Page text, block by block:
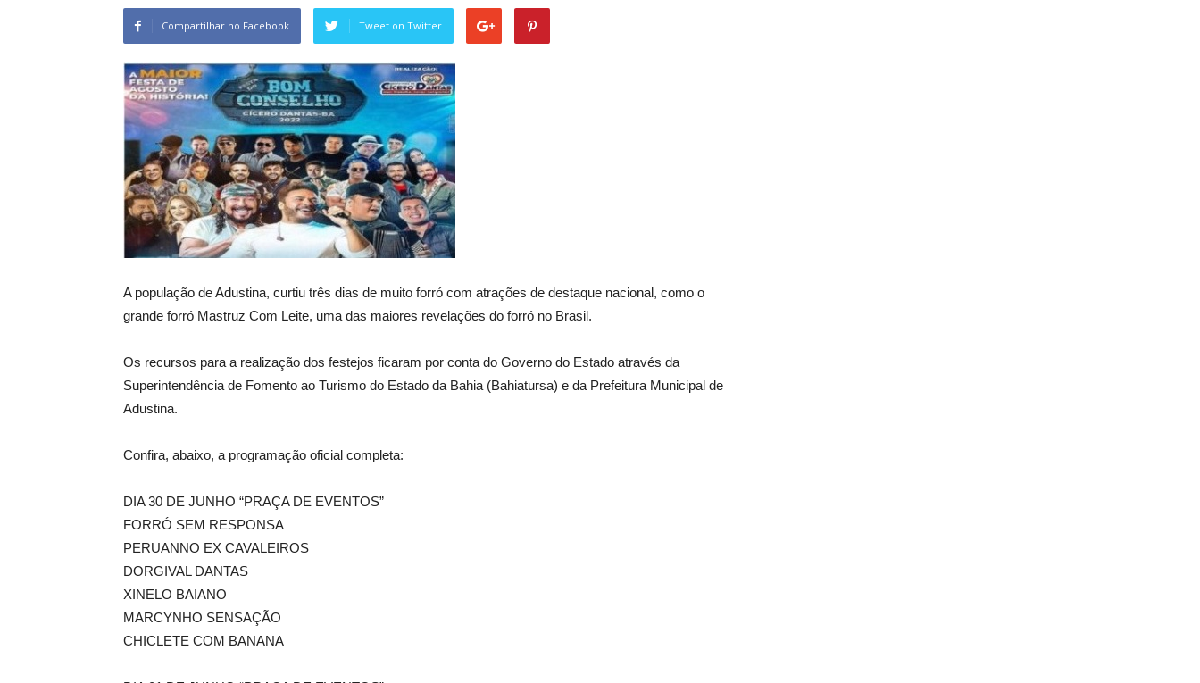
Compartilhar no Facebook Tweet on Twitter
A população de Adustina, curtiu três dias de muito forró com atrações de destaque nacional, como o
grande forró Mastruz Com Leite, uma das maiores revelações do forró no Brasil.
Os recursos para a realização dos festejos ficaram por conta do Governo do Estado através da
Superintendência de Fomento ao Turismo do Estado da Bahia (Bahiatursa) e da Prefeitura Municipal de
Adustina.
Confira, abaixo, a programação oficial completa:
DIA 30 DE JUNHO “PRAÇA DE EVENTOS”
FORRÓ SEM RESPONSA
PERUANNO EX CAVALEIROS
DORGIVAL DANTAS
XINELO BAIANO
MARCYNHO SENSAÇÃO
CHICLETE COM BANANA